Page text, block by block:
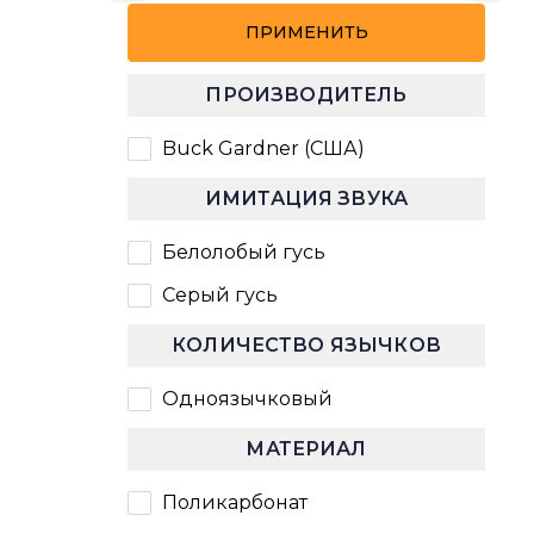
Переноски и клетки
ПРИМЕНИТЬ
ПРОИЗВОДИТЕЛЬ
Buck Gardner (США)
ИМИТАЦИЯ ЗВУКА
Белолобый гусь
Серый гусь
КОЛИЧЕСТВО ЯЗЫЧКОВ
Одноязычковый
МАТЕРИАЛ
Поликарбонат